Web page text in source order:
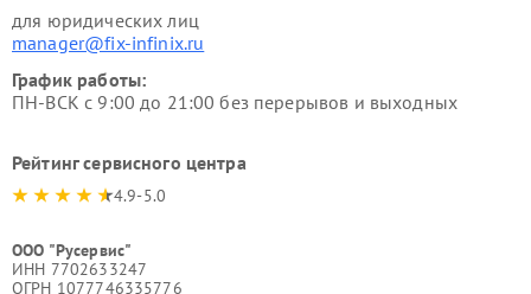
для юридических лиц
manager@fix-infinix.ru
График работы:
ПН-ВСК с 9:00 до 21:00 без перерывов и выходных
Рейтинг сервисного центра
4.9-5.0
ООО "Русервис"
ИНН 7702633247
ОГРН 1077746335776